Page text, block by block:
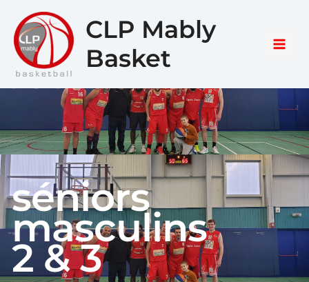
contenu
CLP Mably
Basket
séniors
masculins
2 & 3